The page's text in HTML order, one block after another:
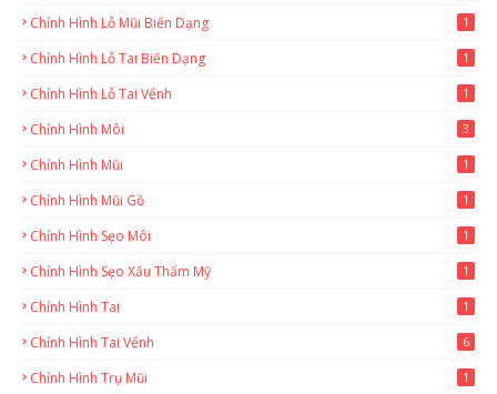
Chỉnh Hình Lỗ Mũi Biến Dạng 1
Chỉnh Hình Lỗ Tai Biến Dạng 1
Chỉnh Hình Lỗ Tai Vểnh 1
Chỉnh Hình Môi 3
Chỉnh Hình Mũi 1
Chỉnh Hình Mũi Gồ 1
Chỉnh Hình Sẹo Môi 1
Chỉnh Hình Sẹo Xấu Thẩm Mỹ 1
Chỉnh Hình Tai 1
Chỉnh Hình Tai Vểnh 6
Chỉnh Hình Trụ Mũi 1